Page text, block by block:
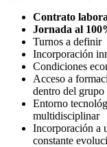
Contrato
Jornada al
Turnos a definir
Incorporación
Condiciones
Acceso a
dentro del
Entorno
multidisciplinar
Incorporación a
constante